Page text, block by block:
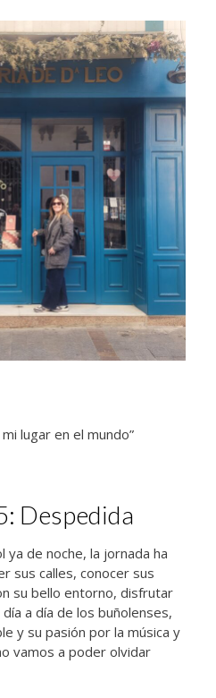
lugar en el mundo”
Despedida
de noche, la jornada ha
sus calles, conocer sus
su bello entorno, disfrutar
a día de los buñolenses,
y su pasión por la música y
vamos a poder olvidar